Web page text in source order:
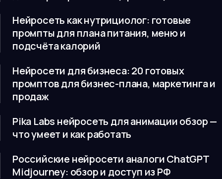
Нейросеть как нутрициолог: готовые
промпты для плана питания, меню и
подсчёта калорий
Нейросети для бизнеса: 20 готовых
промптов для бизнес-плана, маркетинга и
продаж
Pika Labs нейросеть для анимации обзор —
что умеет и как работать
Российские нейросети аналоги ChatGPT
Midjourney: обзор и доступ из РФ